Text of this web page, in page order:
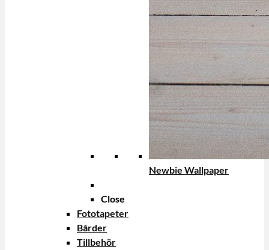
Newbie Wallpaper
Close
Fototapeter
Bårder
Tillbehör